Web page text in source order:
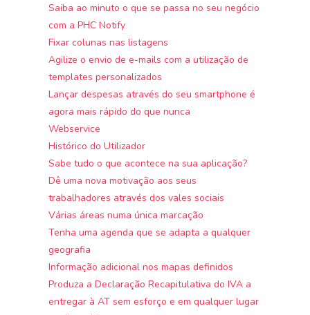
Saiba ao minuto o que se passa no seu negócio
com a PHC Notify
Fixar colunas nas listagens
Agilize o envio de e-mails com a utilização de
templates personalizados
Lançar despesas através do seu smartphone é
agora mais rápido do que nunca
Webservice
Histórico do Utilizador
Sabe tudo o que acontece na sua aplicação?
Dê uma nova motivação aos seus
trabalhadores através dos vales sociais
Várias áreas numa única marcação
Tenha uma agenda que se adapta a qualquer
geografia
Informação adicional nos mapas definidos
Produza a Declaração Recapitulativa do IVA a
entregar à AT sem esforço e em qualquer lugar